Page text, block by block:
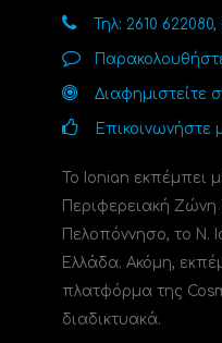
Τηλ: 2610
Διαφημιστείτε
Επικοινωνήστε
Το Ionian εκπέμπει
Περιφερειακή
Πελοπόννησο, το N.
Ελλάδα. Ακόμη,
πλατφόρμα της
διαδικτυακά.